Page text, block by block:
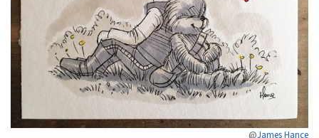
@James Hance